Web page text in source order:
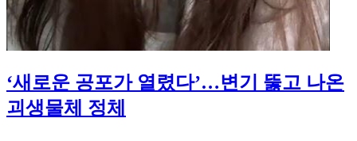
‘새로운 공포가 열렸다’…변기 뚫고 나온
괴생물체 정체